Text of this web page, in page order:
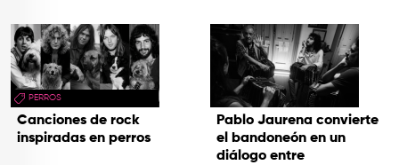
PERROS
Canciones de rock
inspiradas en perros
Pablo Jaurena convierte
el bandoneón en un
diálogo entre